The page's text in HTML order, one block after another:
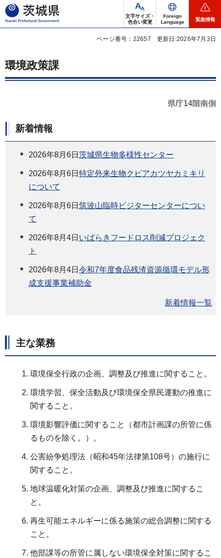
茨城県
文字サイズ・
色合い変更
Foreign
Language
緊急情報
ページ番号：22657 更新日:2026年7月3日
環境政策課
県庁14階南側
新着情報
2026年8月6日 茨城県生物多様性センター
2026年8月6日 特定外来生物クビアカツヤカミキリ
について
2026年8月6日 筑波山臨時ビジターセンターについ
て
2026年8月4日 いばらきフードロス削減プロジェク
ト
2026年8月4日 令和7年度食品残渣資源循環モデル形
成支援事業補助金
新着情報一覧
主な業務
環境保全行政の企画、調整及び推進に関すること。
環境学習、保全活動及び環境保全県民運動の推進に
関すること。
環境影響評価に関すること（都市計画課の所管に係
るものを除く。）。
公害紛争処理法（昭和45年法律第108号）の施行に
関すること。
地球温暖化対策の企画、調整及び推進に関するこ
と。
再生可能エネルギーに係る施策の総合調整に関する
こと。
他部課等の所管に属しない環境保全対策に関するこ